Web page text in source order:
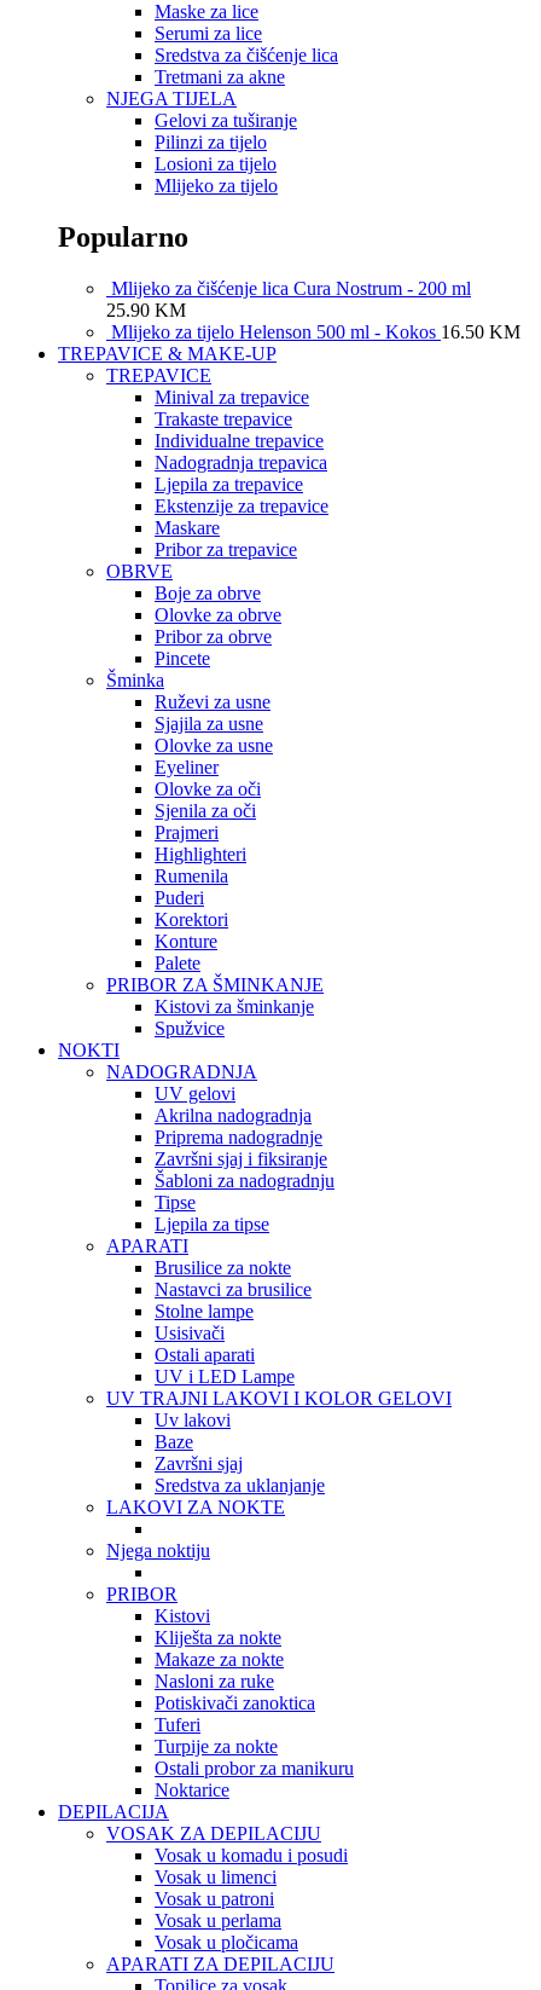
Maske za lice
Serumi za lice
Sredstva za čišćenje lica
Tretmani za akne
NJEGA TIJELA
Gelovi za tuširanje
Pilinzi za tijelo
Losioni za tijelo
Mlijeko za tijelo
Popularno
Mlijeko za čišćenje lica Cura Nostrum - 200 ml
25.90 KM
Mlijeko za tijelo Helenson 500 ml - Kokos 16.50 KM
TREPAVICE & MAKE-UP
TREPAVICE
Minival za trepavice
Trakaste trepavice
Individualne trepavice
Nadogradnja trepavica
Ljepila za trepavice
Ekstenzije za trepavice
Maskare
Pribor za trepavice
OBRVE
Boje za obrve
Olovke za obrve
Pribor za obrve
Pincete
Šminka
Ruževi za usne
Sjajila za usne
Olovke za usne
Eyeliner
Olovke za oči
Sjenila za oči
Prajmeri
Highlighteri
Rumenila
Puderi
Korektori
Konture
Palete
PRIBOR ZA ŠMINKANJE
Kistovi za šminkanje
Spužvice
NOKTI
NADOGRADNJA
UV gelovi
Akrilna nadogradnja
Priprema nadogradnje
Završni sjaj i fiksiranje
Šabloni za nadogradnju
Tipse
Ljepila za tipse
APARATI
Brusilice za nokte
Nastavci za brusilice
Stolne lampe
Usisivači
Ostali aparati
UV i LED Lampe
UV TRAJNI LAKOVI I KOLOR GELOVI
Uv lakovi
Baze
Završni sjaj
Sredstva za uklanjanje
LAKOVI ZA NOKTE
Njega noktiju
PRIBOR
Kistovi
Kliješta za nokte
Makaze za nokte
Nasloni za ruke
Potiskivači zanoktica
Tuferi
Turpije za nokte
Ostali probor za manikuru
Noktarice
DEPILACIJA
VOSAK ZA DEPILACIJU
Vosak u komadu i posudi
Vosak u limenci
Vosak u patroni
Vosak u perlama
Vosak u pločicama
APARATI ZA DEPILACIJU
Topilice za vosak